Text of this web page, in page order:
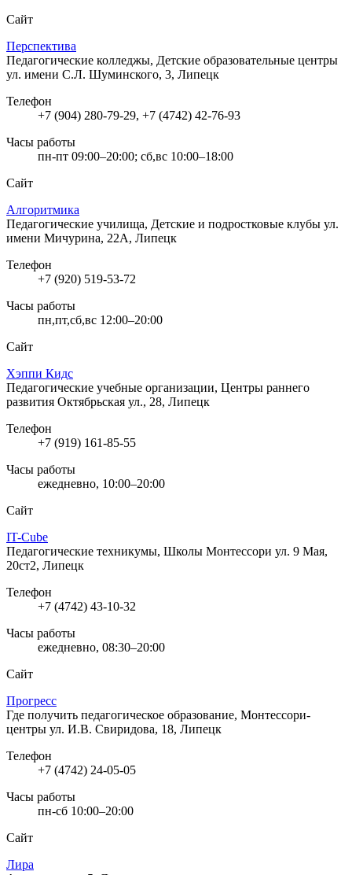
Сайт
Перспектива
Педагогические колледжы, Детские образовательные центры
ул. имени С.Л. Шуминского, 3, Липецк
Телефон
+7 (904) 280-79-29, +7 (4742) 42-76-93
Часы работы
пн-пт 09:00–20:00; сб,вс 10:00–18:00
Сайт
Алгоритмика
Педагогические училища, Детские и подростковые клубы ул.
имени Мичурина, 22А, Липецк
Телефон
+7 (920) 519-53-72
Часы работы
пн,пт,сб,вс 12:00–20:00
Сайт
Хэппи Кидс
Педагогические учебные организации, Центры раннего
развития Октябрьская ул., 28, Липецк
Телефон
+7 (919) 161-85-55
Часы работы
ежедневно, 10:00–20:00
Сайт
IT-Cube
Педагогические техникумы, Школы Монтессори ул. 9 Мая,
20ст2, Липецк
Телефон
+7 (4742) 43-10-32
Часы работы
ежедневно, 08:30–20:00
Сайт
Прогресс
Где получить педагогическое образование, Монтессори-
центры ул. И.В. Свиридова, 18, Липецк
Телефон
+7 (4742) 24-05-05
Часы работы
пн-сб 10:00–20:00
Сайт
Лира